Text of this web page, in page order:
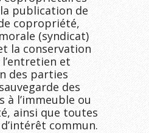
publication de
copropriété,
(syndicat)
la conservation
et
des parties
des
l’immeuble ou
ainsi que toutes
commun.